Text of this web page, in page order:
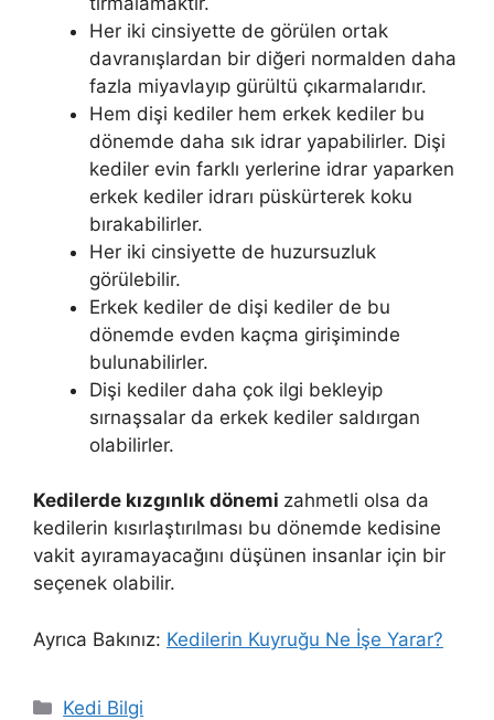
Her iki cinsiyette de görülen ortak
davranışlardan bir diğeri normalden daha
fazla miyavlayıp gürültü çıkarmalarıdır.
Hem dişi kediler hem erkek kediler bu
dönemde daha sık idrar yapabilirler. Dişi
kediler evin farklı yerlerine idrar yaparken
erkek kediler idrarı püskürterek koku
bırakabilirler.
Her iki cinsiyette de huzursuzluk
görülebilir.
Erkek kediler de dişi kediler de bu
dönemde evden kaçma girişiminde
bulunabilirler.
Dişi kediler daha çok ilgi bekleyip
sırnaşsalar da erkek kediler saldırgan
olabilirler.
Kedilerde kızgınlık dönemi zahmetli olsa da
kedilerin kısırlaştırılması bu dönemde kedisine
vakit ayıramayacağını düşünen insanlar için bir
seçenek olabilir.
Ayrıca Bakınız: Kedilerin Kuyruğu Ne İşe Yarar?
Kategoriler
Kedi Bilgi